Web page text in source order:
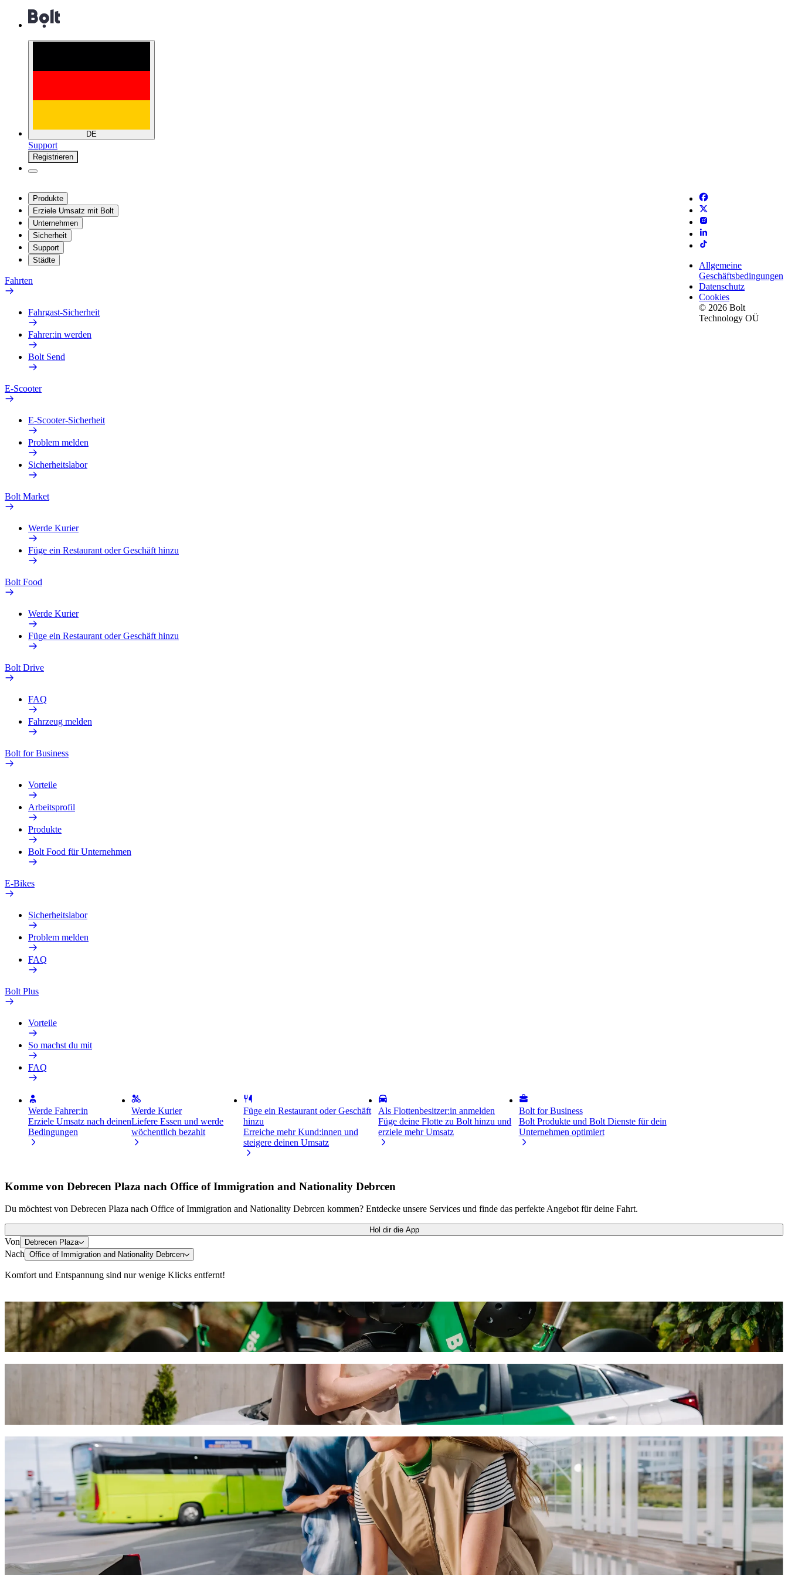
DE
Support
Registrieren
Produkte
Erziele Umsatz mit Bolt
Unternehmen
Sicherheit
Support
Städte
Fahrten
Fahrgast-Sicherheit
Fahrer:in werden
Bolt Send
E-Scooter
E-Scooter-Sicherheit
Problem melden
Sicherheitslabor
Bolt Market
Werde Kurier
Füge ein Restaurant oder Geschäft hinzu
Bolt Food
Werde Kurier
Füge ein Restaurant oder Geschäft hinzu
Bolt Drive
FAQ
Fahrzeug melden
Bolt for Business
Vorteile
Arbeitsprofil
Produkte
Bolt Food für Unternehmen
E-Bikes
Sicherheitslabor
Problem melden
FAQ
Bolt Plus
Vorteile
So machst du mit
FAQ
Werde Fahrer:in
Erziele Umsatz nach deinen
Bedingungen
Werde Kurier
Liefere Essen und werde
wöchentlich bezahlt
Füge ein Restaurant oder Geschäft
hinzu
Erreiche mehr Kund:innen und
steigere deinen Umsatz
Als Flottenbesitzer:in anmelden
Füge deine Flotte zu Bolt hinzu und
erziele mehr Umsatz
Bolt for Business
Bolt Produkte und Bolt Dienste für dein
Unternehmen optimiert
Allgemeine
Geschäftsbedingungen
Datenschutz
Cookies
© 2026 Bolt
Technology OÜ
Komme von Debrecen Plaza nach Office of Immigration and Nationality Debrcen
Du möchtest von Debrecen Plaza nach Office of Immigration and Nationality Debrcen kommen? Entdecke unsere Services und finde das perfekte Angebot für deine Fahrt.
Hol dir die App
Von Debrecen Plaza
Nach Office of Immigration and Nationality Debrcen
Komfort und Entspannung sind nur wenige Klicks entfernt!
E-Scooter oder E-Bikes
Komme in Debreczin mit E-Scootern oder E-Bikes von A nach B
Bolt App herunterladen
Fahre von Debrecen Plaza nach Office of Immigration and Nationality Debrcen mit Bolt Ride-Hailing
Wir empfehlen dir, Bolt Ride-Hailing zu wählen, wenn du nach dem besten Preis für eine Fahrt nach Office of Immigration and Nationality Debrcen suchst. Mit Bolt dauert diese Fahrt etwa 9 Min. und kostet
ungefähr 4.000,10 HUF HUF. Was auch immer der Anlass ist, wir finden das perfekte Fahrzeug für dich.
Bolt Services, um von Debrecen Plaza nach Office of Immigration and Nationality Debrcen zu kommen
Viel Gepäck? Buche unsere XL-Vans für bis zu 6 Personen.
Möchtest du stilvoll ankommen? Probiere Bolts Premium-Fahrzeuge.
Mit Kindern unterwegs? Bestelle eine kindgerechte Fahrt mit einem Kindersitz.
Ist dein Haustier dabei? Probiere unsere haustierfreundlichen Fahrten.
Brauchst du zusätzliche Hilfe? Unsere Assist-Kategorie bietet rollstuhlgerechte Fahrzeuge (WAV).
Preiswerte Fahrten? Genieße kompakte Fahrzeuge zu einem niedrigeren Preis mit Bolt Basic.
Bolt App herunterladen